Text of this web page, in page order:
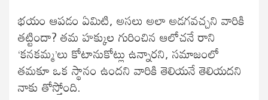
భయం ఆపడం ఏమిటి, అసలు అలా అడగవచ్చని వారికి
తట్టిందా? తమ హక్కుల గురించిన ఆలోచనే రాని
‘కనకమ్మ’లు కోటానుకోట్లు ఉన్నారని, సమాజంలో
తమకూ ఒక స్థానం ఉందని వారికి తెలియనే తెలియదని
నాకు తోస్తోంది.